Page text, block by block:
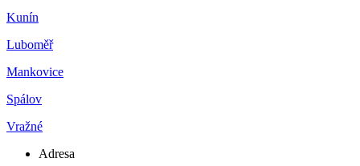
Kunín
Luboměř
Mankovice
Spálov
Vražné
Adresa